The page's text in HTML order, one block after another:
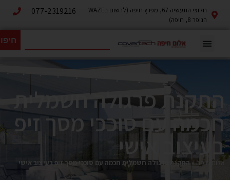
חלוצי התעשיה 67, מפרץ חיפה (לרשום בWAZE
הנופר 8, חיפה)
077-2319216
התקנת פרגולה חשמלית
חכמה עם סוככי מסך זיפ
בעיצוב אישי
אלום חיפה»התקנת פרגולה חשמלית חכמה עם סוככי מסך זיפ בעיצוב אישי